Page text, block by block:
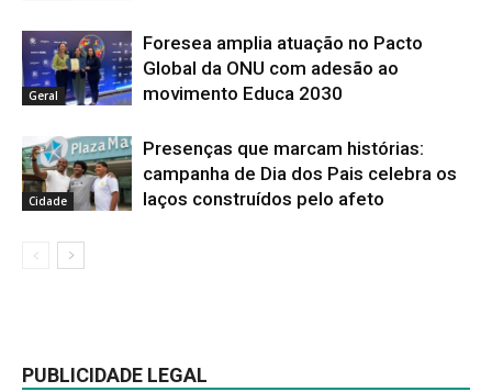
Geral
Foresea amplia atuação no Pacto
Global da ONU com adesão ao
movimento Educa 2030
Cidade
Presenças que marcam histórias:
campanha de Dia dos Pais celebra os
laços construídos pelo afeto
PUBLICIDADE LEGAL